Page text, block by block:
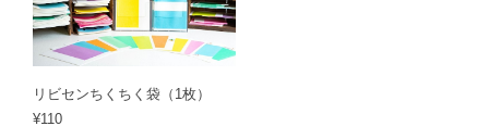
リビセンちくちく袋（1枚）
¥110